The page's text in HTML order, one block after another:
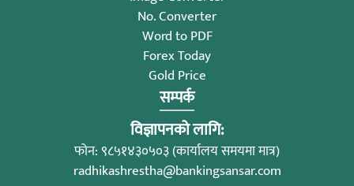
No. Converter
Word to PDF
Forex Today
Gold Price
सम्पर्क
विज्ञापनको लागि:
फोन: ९८५१४३०५०३ (कार्यालय समयमा मात्र)
radhikashrestha@bankingsansar.com